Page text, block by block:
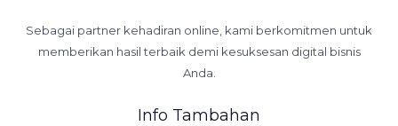
Sebagai partner kehadiran online, kami berkomitmen untuk
memberikan hasil terbaik demi kesuksesan digital bisnis
Anda.
Info Tambahan